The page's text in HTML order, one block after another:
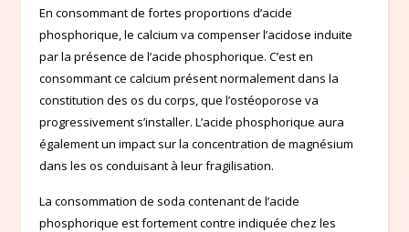
En consommant de fortes proportions d’acide
phosphorique, le calcium va compenser l’acidose induite
par la présence de l’acide phosphorique. C’est en
consommant ce calcium présent normalement dans la
constitution des os du corps, que l’ostéoporose va
progressivement s’installer. L’acide phosphorique aura
également un impact sur la concentration de magnésium
dans les os conduisant à leur fragilisation.
La consommation de soda contenant de l’acide
phosphorique est fortement contre indiquée chez les